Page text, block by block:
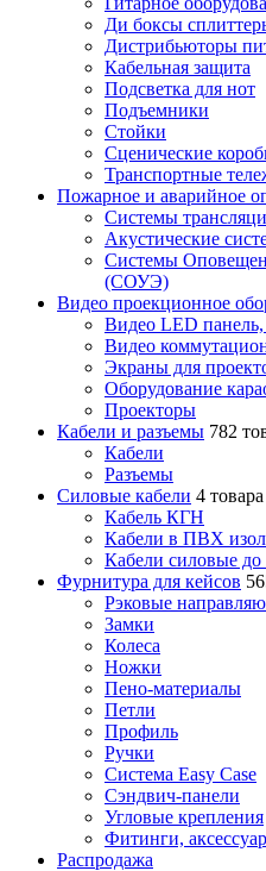
Ди боксы
Дистрибьюторы
Кабельная защита
Подсветка для нот
Подъемники
Стойки
Сценические
Транспортные
Пожарное и аварийное
Cистемы
Акустические
Системы
(СОУЭ)
Видео проекционное
Видео LED
Видео
Экраны для
Оборудование
Проекторы
Кабели и разъемы 782
Кабели
Разъемы
Силовые кабели 4 товара
Кабель КГН
Кабели в ПВХ
Кабели силовые
Фурнитура для кейсов
Рэковые
Замки
Колеса
Ножки
Пено-материалы
Петли
Профиль
Ручки
Система Easy Case
Сэндвич-панели
Угловые крепления
Фитинги,
Распродажа